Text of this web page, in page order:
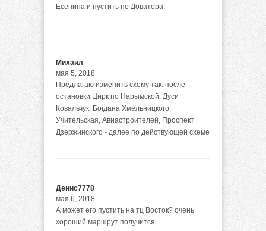
Есенина и пустить по Доватора.
Михаил
мая 5, 2018
Предлагаю изменить схему так: после
остановки Цирк по Нарымской, Дуси
Ковальчук, Богдана Хмельницкого,
Учительская, Авиастроителей, Проспект
Дзержинского - далее по действующей схеме
Денис7778
мая 6, 2018
А может его пустить на тц Восток? очень
хороший маршрут получится...